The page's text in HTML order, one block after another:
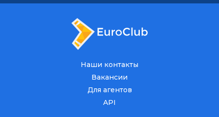
Наши контакты
Вакансии
Для агентов
API